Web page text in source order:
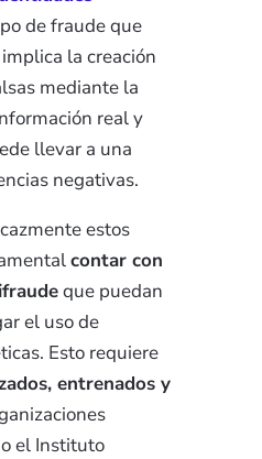
de fraude que
la creación
mediante la
real y
llevar a una
negativas.
estos
contar con
que puedan
el uso de
Esto requiere
entrenados y
el Instituto